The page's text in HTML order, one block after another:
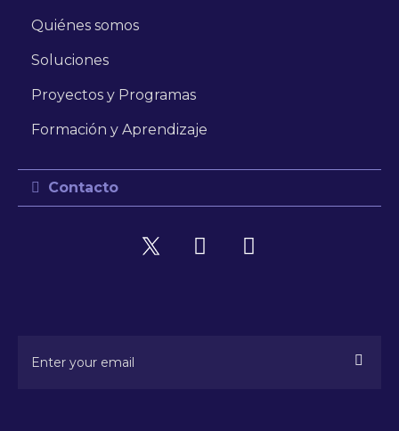
Quiénes somos
Soluciones
Proyectos y Programas
Formación y Aprendizaje
Contacto